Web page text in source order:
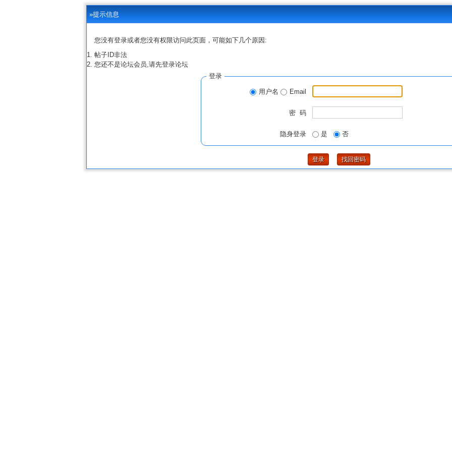
»提示信息
您没有登录或者您没有权限访问此页面，可能如下几个原因:
帖子ID非法
您还不是论坛会员,请先登录论坛
登录
用户名 Email
密 码
隐身登录 是 否